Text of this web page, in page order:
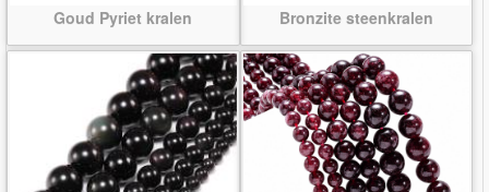
Goud Pyriet kralen Bronzite steenkralen